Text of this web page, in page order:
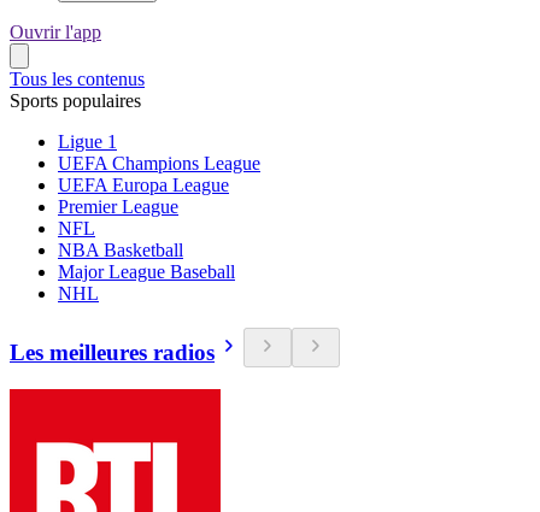
Ouvrir l'app
Tous les contenus
Sports populaires
Ligue 1
UEFA Champions League
UEFA Europa League
Premier League
NFL
NBA Basketball
Major League Baseball
NHL
Les meilleures radios